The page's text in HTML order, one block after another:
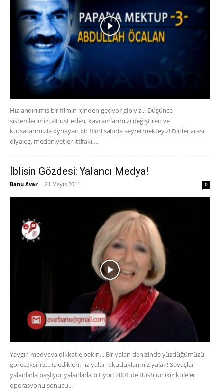
Hızlandırılmış bir filmin içinden geçiyor gibiyiz... Düşünce
sistemlerimizi alt üst eden, kavramlarımızı değiştiren ve
kutsallarımızla oynayan bir filmi sabırla seyretmekteyiz! Dinler arası
diyalog, medeniyetler ittifakı,...
İblisin Gözdesi: Yalancı Medya!
Banu Avar - 21 Mayıs 2011 0
Yaygın medyaya dikkatle bakın... Bir yalan denizinde yüzdüğümüzü
göreceksiniz... İzlediklerimiz yalan okuduklarımız yalan! Savaşlar
yalanlarla başlıyor yalanlarla bitiyor! 2001'de Bush'un ikiz kuleler
operasyonu sonucu...